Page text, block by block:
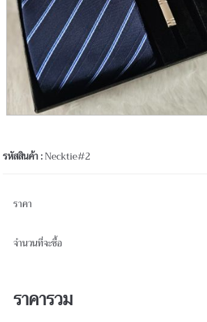
รหัสสินค้า :Necktie#2
ราคา
จำนวนที่จะซื้อ
ราคารวม